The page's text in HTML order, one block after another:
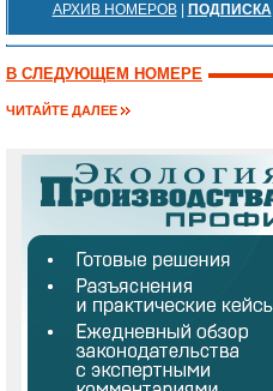
АРХИВ НОМЕРОВ| ПОДПИСКА
В СЛЕДУЮЩЕМ НОМЕРЕ
ЧИТАЙТЕ ДАЛЕЕ